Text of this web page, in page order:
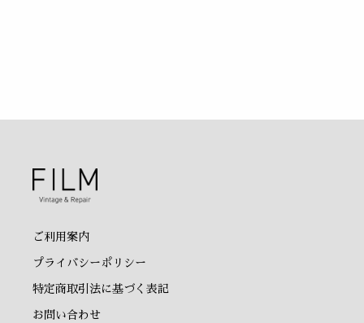
ご利用案内
プライバシーポリシー
特定商取引法に基づく表記
お問い合わせ